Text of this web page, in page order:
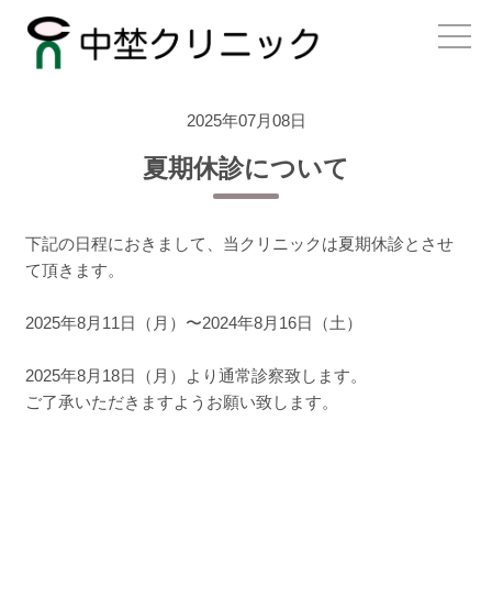
2025年07月08日
夏期休診について
下記の日程におきまして、当クリニックは夏期休診とさせ
て頂きます。
2025年8月11日（月）〜2024年8月16日（土）
2025年8月18日（月）より通常診察致します。
ご了承いただきますようお願い致します。